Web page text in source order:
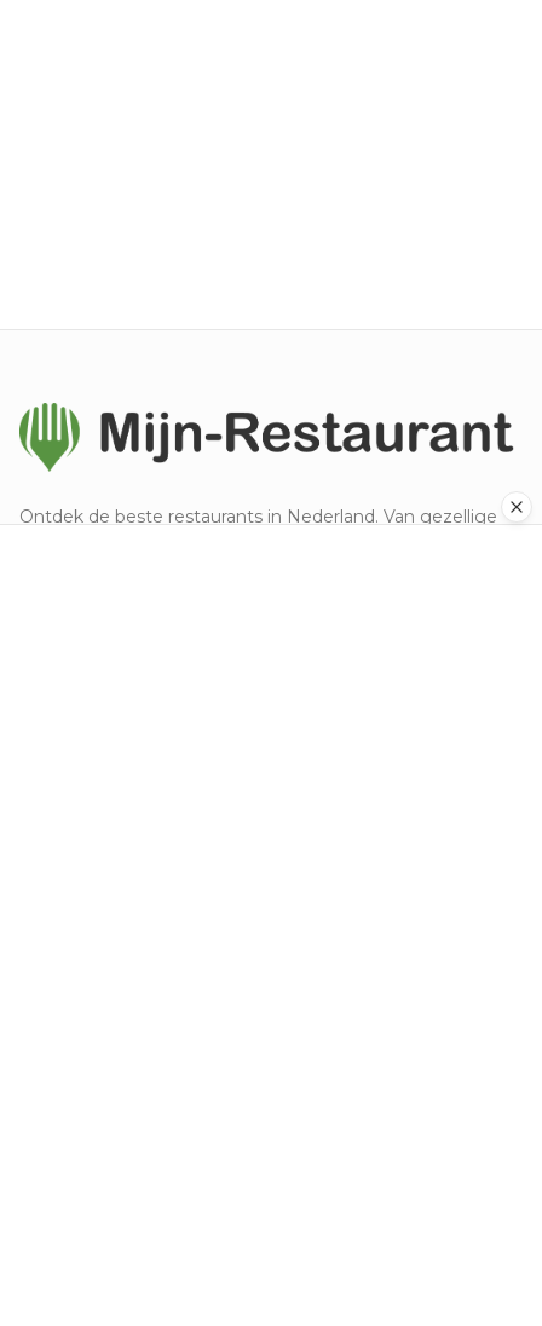
Ontdek de beste restaurants in Nederland. Van gezellige